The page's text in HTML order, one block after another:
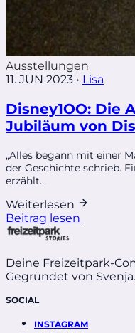
Ausstellungen
11. JUN 2023 • Lisa
Disney1OO: Die
Jubiläum von
„Alles begann mit einer
der Geschichte schrieb.
erzählt...
Weiterlesen
Beitrag lesen
Deine Freizeitpark-
Gegründet von Svenja.
SOCIAL
INSTAGRAM